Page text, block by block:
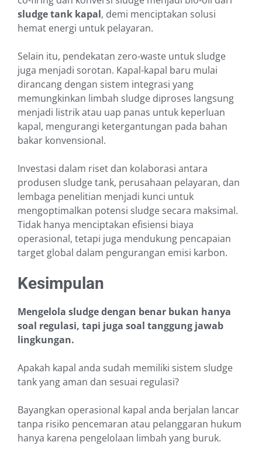
sludge tank kapal, demi menciptakan solusi
hemat energi untuk pelayaran.
Selain itu, pendekatan zero-waste untuk sludge
juga menjadi sorotan. Kapal-kapal baru mulai
dirancang dengan sistem integrasi yang
memungkinkan limbah sludge diproses langsung
menjadi listrik atau uap panas untuk keperluan
kapal, mengurangi ketergantungan pada bahan
bakar konvensional.
Investasi dalam riset dan kolaborasi antara
produsen sludge tank, perusahaan pelayaran, dan
lembaga penelitian menjadi kunci untuk
mengoptimalkan potensi sludge secara maksimal.
Tidak hanya menciptakan efisiensi biaya
operasional, tetapi juga mendukung pencapaian
target global dalam pengurangan emisi karbon.
Kesimpulan
Mengelola sludge dengan benar bukan hanya
soal regulasi, tapi juga soal tanggung jawab
lingkungan.
Apakah kapal anda sudah memiliki sistem sludge
tank yang aman dan sesuai regulasi?
Bayangkan operasional kapal anda berjalan lancar
tanpa risiko pencemaran atau pelanggaran hukum
hanya karena pengelolaan limbah yang buruk.